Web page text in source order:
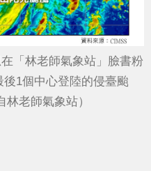
「林老師氣象站」臉書粉
1個中心登陸的侵臺颱
老師氣象站）